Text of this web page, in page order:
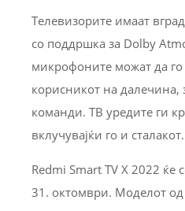
Телевизорите имаат
со поддршка за Dolby
микрофоните можат да го
корисникот на далечина,
команди. ТВ уредите ги
вклучувајќи го и сталакот.
Redmi Smart TV X 2022 ќе
31. октомври. Моделот